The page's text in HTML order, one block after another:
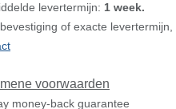
levertermijn: 1 week.
of exacte levertermijn,
voorwaarden
money-back guarantee